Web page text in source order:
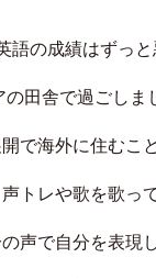
の成績はずっ
⽥舎で過ごしま
で海外に住むこ
トレや歌を歌っ
声で自分を表現